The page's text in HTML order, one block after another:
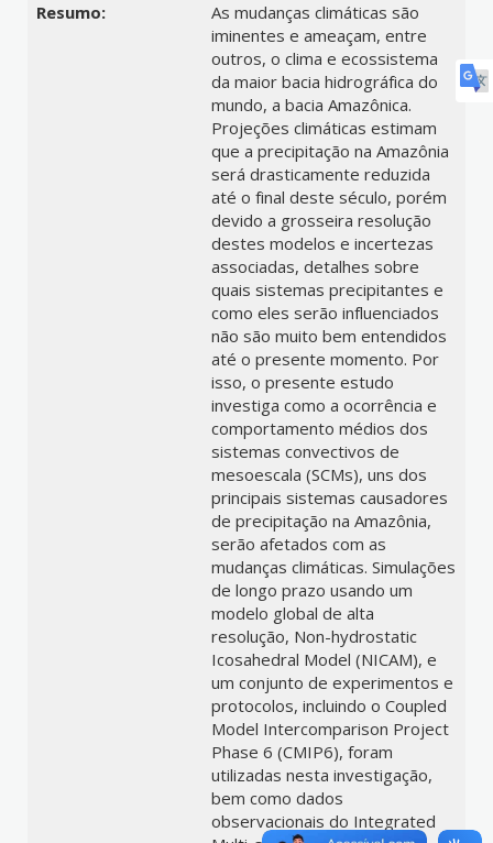
Resumo:
As mudanças climáticas são
iminentes e ameaçam, entre
outros, o clima e ecossistema
da maior bacia hidrográfica do
mundo, a bacia Amazônica.
Projeções climáticas estimam
que a precipitação na Amazônia
será drasticamente reduzida
até o final deste século, porém
devido a grosseira resolução
destes modelos e incertezas
associadas, detalhes sobre
quais sistemas precipitantes e
como eles serão influenciados
não são muito bem entendidos
até o presente momento. Por
isso, o presente estudo
investiga como a ocorrência e
comportamento médios dos
sistemas convectivos de
mesoescala (SCMs), uns dos
principais sistemas causadores
de precipitação na Amazônia,
serão afetados com as
mudanças climáticas. Simulações
de longo prazo usando um
modelo global de alta
resolução, Non-hydrostatic
Icosahedral Model (NICAM), e
um conjunto de experimentos e
protocolos, incluindo o Coupled
Model Intercomparison Project
Phase 6 (CMIP6), foram
utilizadas nesta investigação,
bem como dados
observacionais do Integrated